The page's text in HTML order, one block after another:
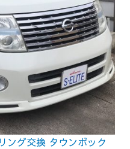
ング交換 タウンボック